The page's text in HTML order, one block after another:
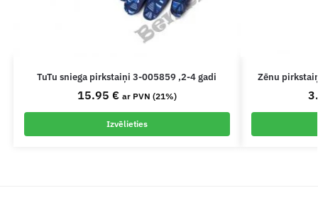
TuTu sniega pirkstaiņi 3-005859 ,2-4 gadi
15.95 € ar PVN (21%)
Izvēlieties
Zēnu